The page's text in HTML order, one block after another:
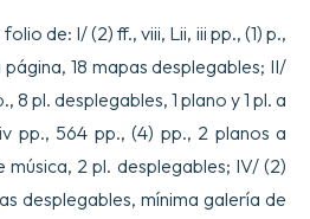
de: I/ (2) ff., viii, Lii, iii pp., (1) p.,
18 mapas desplegables; II/
8 pl. desplegables, 1 plano y 1 pl. a
pp., 564 pp., (4) pp., 2 planos a
música, 2 pl. desplegables; IV/ (2)
desplegables, mínima galería de